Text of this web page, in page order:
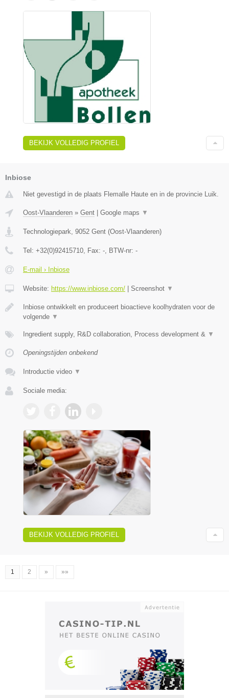
BEKIJK VOLLEDIG PROFIEL
Inbiose
Niet gevestigd in de plaats Flemalle Haute en in de provincie Luik.
Oost-Vlaanderen » Gent Google maps ▼
Technologiepark 9052 Gent (Oost-Vlaanderen)
Tel: +32(0)92415710 , Fax: - , BTW-nr: -
E-mail › Inbiose
Website: https://www.inbiose.com/ Screenshot ▼
Inbiose ontwikkelt en produceert bioactieve koolhydraten voor de
volgende ▼
Ingredient supply, R&D collaboration, Process development & ▼
Openingstijden onbekend
Introductie video ▼
Sociale media:
BEKIJK VOLLEDIG PROFIEL
1 2 » »»